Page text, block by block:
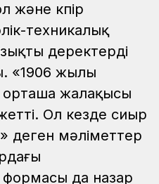
және көпір
техникалық
деректерді
«1906 жылы
жалақысы
Ол кезде сиыр
деген мәліметтер
да назар